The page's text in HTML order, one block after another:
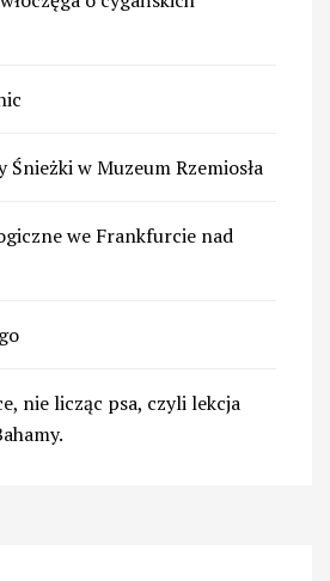
w Muzeum Rzemiosła
we Frankfurcie nad
nie licząc psa, czyli lekcja